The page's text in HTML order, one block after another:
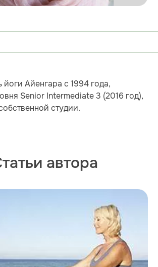
йоги Айенгара с 1994 года,
Senior Intermediate 3 (2016 год),
студии.
автора